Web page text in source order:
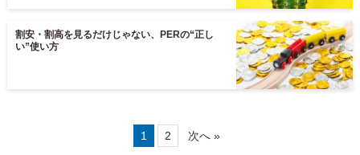
割安・割高を見るだけじゃない、PERの“正し
い”使い方
1 2 次へ »